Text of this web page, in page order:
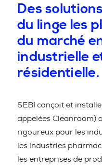
Des
du linge les
du marché
industrielle
résidentielle.
SEBI conçoit et
appelées Cleanroom)
rigoureux pour les
les industries
les entreprises de